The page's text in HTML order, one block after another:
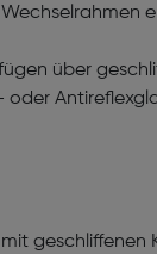
über
oder
geschliffenen